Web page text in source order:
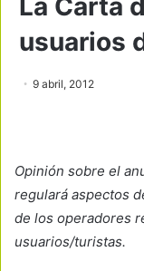
La Carta
usuarios
9 abril, 2012
Opinión sobre el
regulará aspectos
de los operadores
usuarios/turistas.